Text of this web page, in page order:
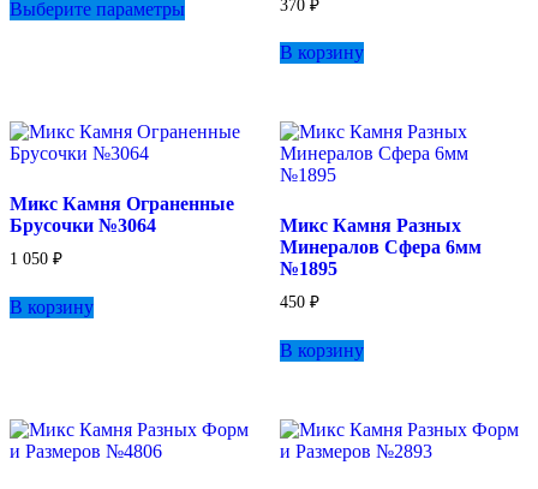
Выберите параметры
выбрать
товара.
370 ₽
В корзину
Микс Камня Ограненные
Брусочки №3064
1 050 ₽
В корзину
Микс Камня Разных
Минералов Сфера 6мм
№1895
450 ₽
В корзину